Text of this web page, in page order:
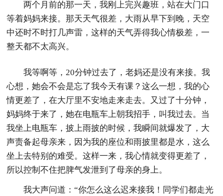
两个月前的那一天，我刚上完兴趣班，站在大门口
等着妈妈来接。那天天气很差，大雨从早下到晚，天空
中还时不时打几声雷，这样的天气弄得我心情极差，一
整天都不太高兴。
我等啊等，20分钟过去了，老妈还是没有来接。我
心想，她会不会是忘了我今天有课？这么一想，我的心
情更差了，在大厅里不安地走来走去。又过了十分钟，
妈妈终于来了，她在电瓶车上朝我招手，叫我过去。当
我坐上电瓶车，披上雨披的时候，我瞬间就爆发了，大
声责备起母亲来，因为我的座位和雨披里都是水，这么
坐上去特别的难受。这样一来，我心情就变得更差了，
所以控制不住把脾气发泄到了母亲的身上。
我大声问道：“你怎么这么迟来接我！同学们都走光